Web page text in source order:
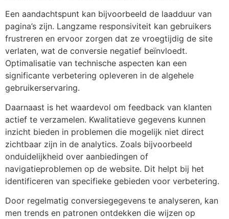
Een aandachtspunt kan bijvoorbeeld de laadduur van
pagina’s zijn. Langzame responsiviteit kan gebruikers
frustreren en ervoor zorgen dat ze vroegtijdig de site
verlaten, wat de conversie negatief beïnvloedt.
Optimalisatie van technische aspecten kan een
significante verbetering opleveren in de algehele
gebruikerservaring.
Daarnaast is het waardevol om feedback van klanten
actief te verzamelen. Kwalitatieve gegevens kunnen
inzicht bieden in problemen die mogelijk niet direct
zichtbaar zijn in de analytics. Zoals bijvoorbeeld
onduidelijkheid over aanbiedingen of
navigatieproblemen op de website. Dit helpt bij het
identificeren van specifieke gebieden voor verbetering.
Door regelmatig conversiegegevens te analyseren, kan
men trends en patronen ontdekken die wijzen op